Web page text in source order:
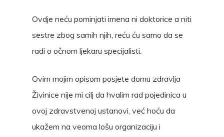
Ovdje neću pominjati imena ni doktorice a niti
sestre zbog samih njih, reću ću samo da se
radi o očnom ljekaru specijalisti.
Ovim mojim opisom posjete domu zdravlja
Živinice nije mi cilj da hvalim rad pojedinica u
ovoj zdravstvenoj ustanovi, već hoću da
ukažem na veoma lošu organizaciju i